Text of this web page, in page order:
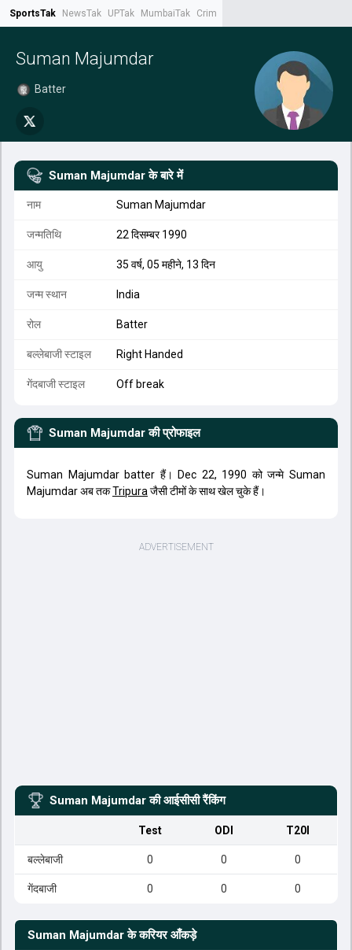
SportsTak NewsTak UPTak MumbaiTak CrimeTak
Suman Majumdar
Batter
Suman Majumdar के बारे में
नाम Suman Majumdar
जन्मतिथि 22 दिसम्बर 1990
आयु 35 वर्ष, 05 महीने, 13 दिन
जन्म स्थान India
रोल Batter
बल्लेबाजी स्टाइल Right Handed
गेंदबाजी स्टाइल Off break
Suman Majumdar की प्रोफाइल
Suman Majumdar batter हैं। Dec 22, 1990 को जन्मे Suman
Majumdar अब तकTripura जैसी टीमों के साथ खेल चुके हैं।
Suman Majumdar की आईसीसी रैंकिंग
Test ODI T20I
बल्लेबाजी 0 0 0
गेंदबाजी 0 0 0
Suman Majumdar के करियर आँकड़े